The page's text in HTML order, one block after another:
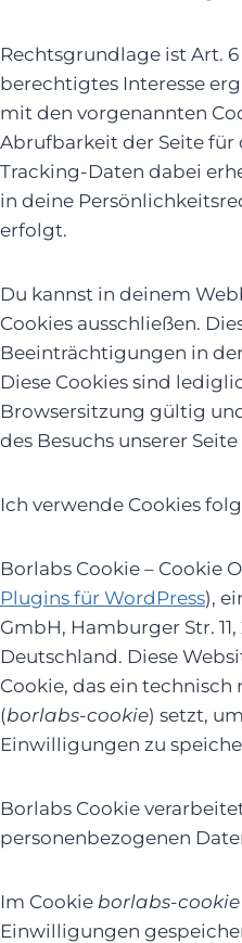
Rechtsgrundlage ist Art. 6
berechtigtes Interesse
mit den vorgenannten
Abrufbarkeit der Seite
Tracking-Daten dabei
in deine
erfolgt.
Du kannst in deinem
Cookies ausschließen.
Beeinträchtigungen in
Diese Cookies sind
Browsersitzung gültig
des Besuchs unserer
Ich verwende Cookies
Borlabs Cookie – Cookie
Plugins für WordPress),
GmbH, Hamburger Str.
Deutschland. Diese
Cookie, das ein
(borlabs-cookie) setzt,
Einwilligungen zu
Borlabs Cookie
personenbezogenen
Im Cookie borlabs-cookie
Einwilligungen